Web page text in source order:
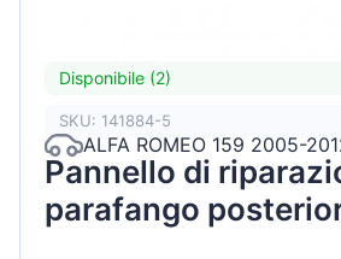
Disponibile (2)
SKU: 141884-5
ALFA ROMEO 159 2005-
Pannello di
parafango